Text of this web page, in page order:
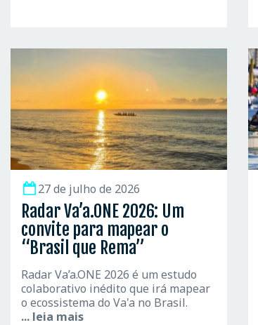
27 de julho de 2026
Radar Va’a.ONE 2026: Um
convite para mapear o
“Brasil que Rema”
Radar Va’a.ONE 2026 é um estudo
colaborativo inédito que irá mapear
o ecossistema do Va'a no Brasil.
... leia mais